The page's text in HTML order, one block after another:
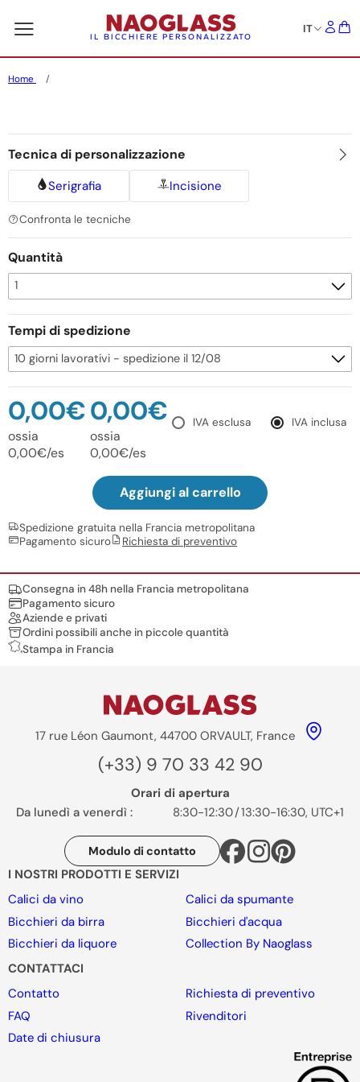
IL BICCHIERE PERSONALIZZATO
IT
Home
Tecnica di personalizzazione
Serigrafia Incisione
Confronta le tecniche
Quantità
Tempi di spedizione
IVA esclusa IVA inclusa
0,00€
ossia
0,00€/es
0,00€
ossia
0,00€/es
Aggiungi al carrello
Spedizione gratuita nella Francia metropolitana
Pagamento sicuro
Richiesta di preventivo
Nos engagements
Consegna in 48h nella Francia metropolitana
Pagamento sicuro
Aziende e privati
Ordini possibili anche in piccole quantità
Stampa in Francia
17 rue Léon Gaumont, 44700 ORVAULT, France
(+33) 9 70 33 42 90
Orari di apertura
Da lunedì a venerdì :
8:30-12:30/13:30-16:30, UTC+1
Modulo di contatto
I NOSTRI PRODOTTI E SERVIZI
Calici da vino
Calici da spumante
Bicchieri da birra
Bicchieri d'acqua
Bicchieri da liquore
Collection By Naoglass
CONTATTACI
Contatto
Richiesta di preventivo
FAQ
Rivenditori
Date di chiusura